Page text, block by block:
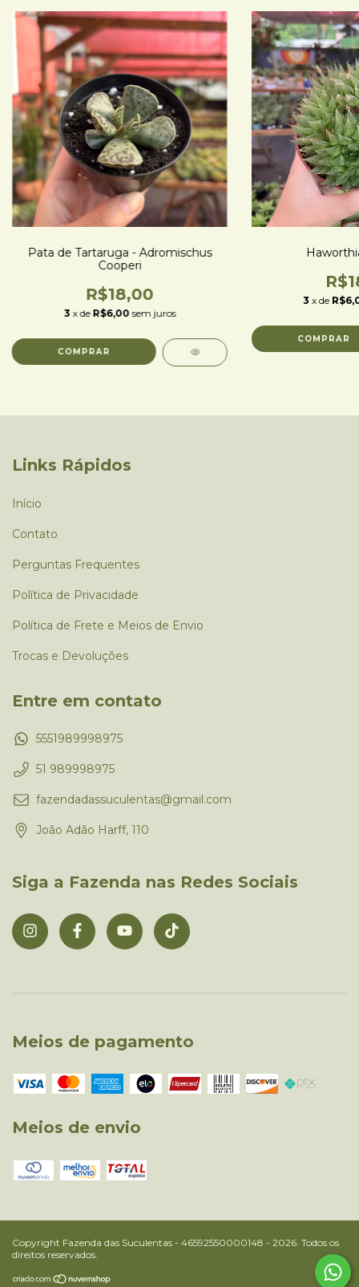
Pata de Tartaruga - Adromischus
Cooperi
R$18,00
3 x de R$6,00 sem juros
3 x de
Links Rápidos
Início
Contato
Perguntas Frequentes
Política de Privacidade
Política de Frete e Meios de Envio
Trocas e Devoluções
Entre em contato
5551989998975
51 989998975
fazendadassuculentas@gmail.com
João Adão Harff, 110
Siga a Fazenda nas Redes Sociais
Meios de pagamento
Meios de envio
Copyright Fazenda das Suculentas - 46592550000148 - 2026. Todos os
direitos reservados.